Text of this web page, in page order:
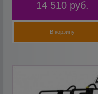
14 510 руб.
В корзину